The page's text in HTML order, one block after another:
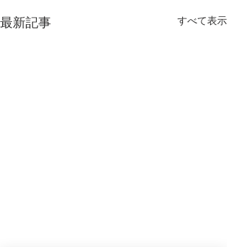
最新記事 すべて表示